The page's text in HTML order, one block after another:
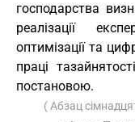
господарства
реалізації
оптимізації та
праці
постановою.
( Абзац